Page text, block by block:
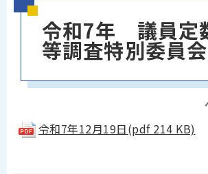
令和7年 議員定
等調査特別委員
令和7年12月19日(pdf 214 KB)